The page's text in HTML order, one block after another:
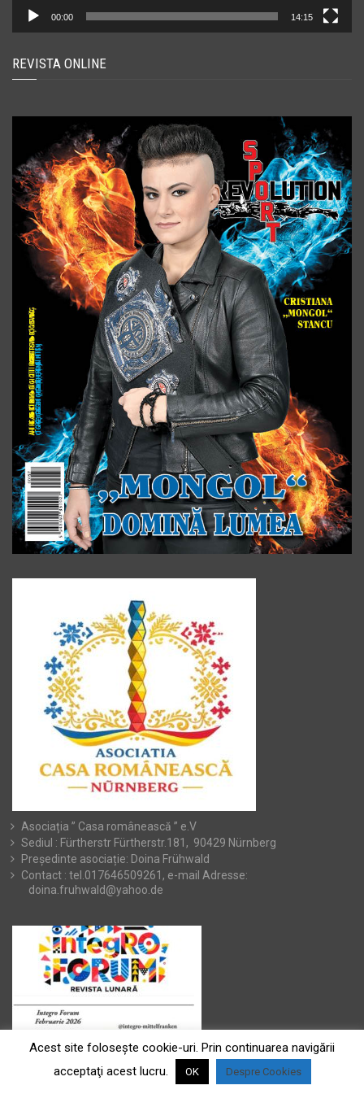
00:00 14:15
REVISTA ONLINE
Asociația ” Casa românească ” e.V
Sediul : Fürtherstr Fürtherstr.181, 90429 Nürnberg
Președinte asociație: Doina Frühwald
Contact : tel.017646509261, e-mail Adresse:
doina.fruhwald@yahoo.de
Acest site foloseşte cookie-uri. Prin continuarea navigării
acceptaţi acest lucru.
OK Despre Cookies